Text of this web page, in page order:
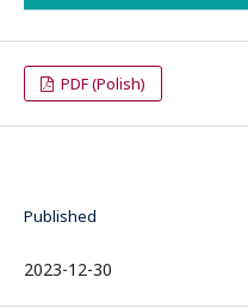
PDF (Polish)
Published
2023-12-30